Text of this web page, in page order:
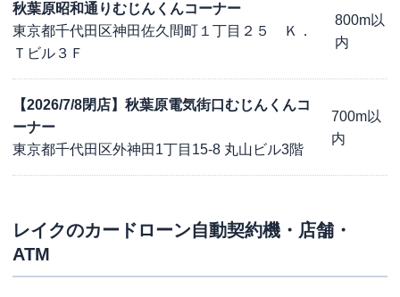
秋葉原昭和通りむじんくんコーナー
東京都千代田区神田佐久間町１丁目２５ Ｋ．
Ｔビル３Ｆ
800m以
内
【2026/7/8閉店】秋葉原電気街口むじんくんコ
ーナー
東京都千代田区外神田1丁目15-8 丸山ビル3階
700m以
内
レイクのカードローン自動契約機・店舗・
ATM